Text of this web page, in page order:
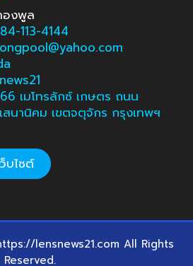
งพูล
113-4144
เมโทรลักซ์ เกษตร ถนน
สนานิคม เขตจตุจักร กรุงเทพฯ
บไซต์
lensnews21.com All Rights
Reserved.